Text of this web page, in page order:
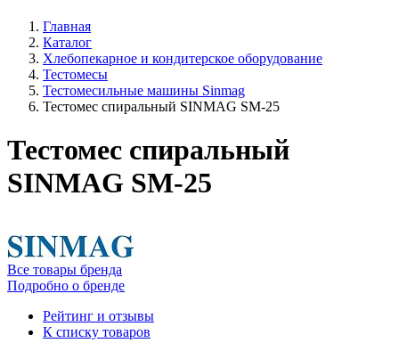
Главная
Каталог
Хлебопекарное и кондитерское оборудование
Тестомесы
Тестомесильные машины Sinmag
Тестомес спиральный SINMAG SМ-25
Тестомес спиральный
SINMAG SМ-25
Все товары бренда
Подробно о бренде
Рейтинг и отзывы
К списку товаров